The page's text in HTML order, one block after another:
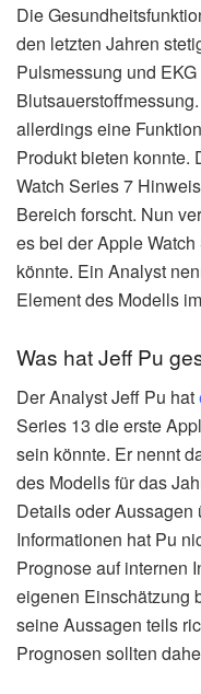
Die
den letzten Jahren
Pulsmessung und
allerdings eine
Produkt bieten konnte.
Watch Series 7
Bereich forscht. Nun
es bei der Apple
könnte. Ein Analyst
Element des Modells
Was hat Jeff Pu
Der Analyst Jeff Pu hat
Series 13 die erste
sein könnte. Er nennt
des Modells für das
Details oder
Informationen hat Pu
Prognose auf internen
eigenen Einschätzung
seine Aussagen teils
Prognosen sollten